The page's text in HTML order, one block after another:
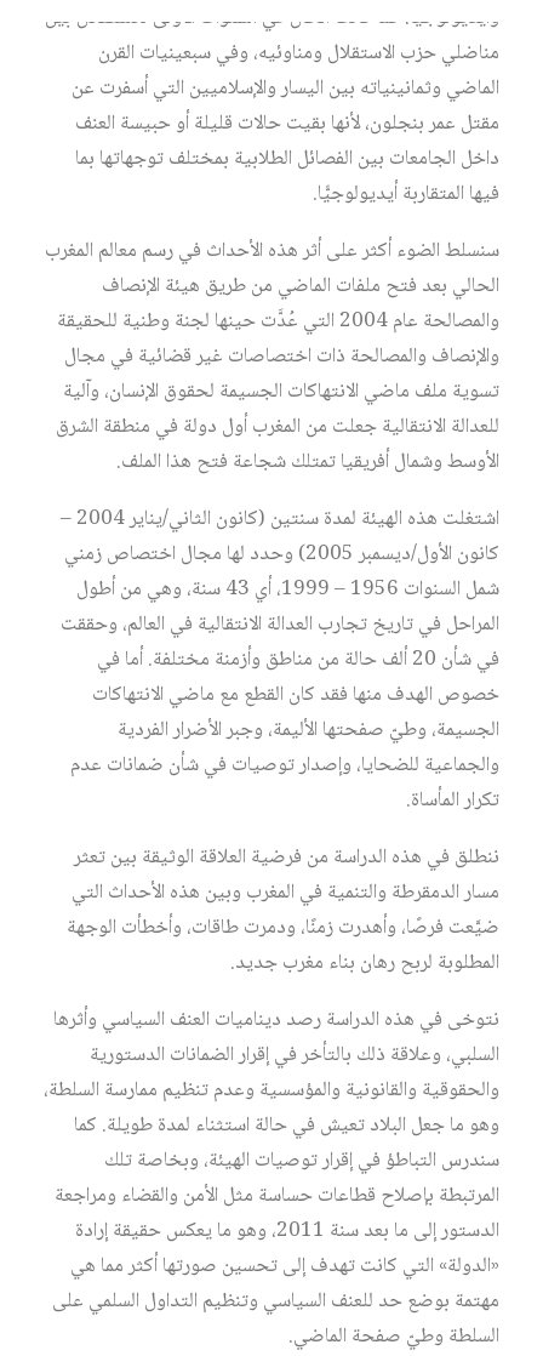
وأيديولوجيًّا، كما كانت الحال في السنوات الأولى للاستقلال بين
مناضلي حزب الاستقلال ومناوئيه، وفي سبعينيات القرن
الماضي وثمانينياته بين اليسار والإسلاميين التي أسفرت عن
مقتل عمر بنجلون، لأنها بقيت حالات قليلة أو حبيسة العنف
داخل الجامعات بين الفصائل الطلابية بمختلف توجهاتها بما
فيها المتقاربة أيديولوجيًّا.
سنسلط الضوء أكثر على أثر هذه الأحداث في رسم معالم المغرب
الحالي بعد فتح ملفات الماضي من طريق هيئة الإنصاف
والمصالحة عام 2004 التي عُدَّت حينها لجنة وطنية للحقيقة
والإنصاف والمصالحة ذات اختصاصات غير قضائية في مجال
تسوية ملف ماضي الانتهاكات الجسيمة لحقوق الإنسان، وآلية
للعدالة الانتقالية جعلت من المغرب أول دولة في منطقة الشرق
الأوسط وشمال أفريقيا تمتلك شجاعة فتح هذا الملف.
اشتغلت هذه الهيئة لمدة سنتين (كانون الثاني/يناير 2004 –
كانون الأول/ديسمبر 2005) وحدد لها مجال اختصاص زمني
شمل السنوات 1956 – 1999، أي 43 سنة، وهي من أطول
المراحل في تاريخ تجارب العدالة الانتقالية في العالم، وحققت
في شأن 20 ألف حالة من مناطق وأزمنة مختلفة. أما في
خصوص الهدف منها فقد كان القطع مع ماضي الانتهاكات
الجسيمة، وطيّ صفحتها الأليمة، وجبر الأضرار الفردية
والجماعية للضحايا، وإصدار توصيات في شأن ضمانات عدم
تكرار المأساة.
ننطلق في هذه الدراسة من فرضية العلاقة الوثيقة بين تعثر
مسار الدمقرطة والتنمية في المغرب وبين هذه الأحداث التي
ضيَّعت فرصًا، وأهدرت زمنًا، ودمرت طاقات، وأخطأت الوجهة
المطلوبة لربح رهان بناء مغرب جديد.
نتوخى في هذه الدراسة رصد ديناميات العنف السياسي وأثرها
السلبي، وعلاقة ذلك بالتأخر في إقرار الضمانات الدستورية
والحقوقية والقانونية والمؤسسية وعدم تنظيم ممارسة السلطة،
وهو ما جعل البلاد تعيش في حالة استثناء لمدة طويلة. كما
سندرس التباطؤ في إقرار توصيات الهيئة، وبخاصة تلك
المرتبطة بإصلاح قطاعات حساسة مثل الأمن والقضاء ومراجعة
الدستور إلى ما بعد سنة 2011، وهو ما يعكس حقيقة إرادة
«الدولة» التي كانت تهدف إلى تحسين صورتها أكثر مما هي
مهتمة بوضع حد للعنف السياسي وتنظيم التداول السلمي على
السلطة وطيّ صفحة الماضي.